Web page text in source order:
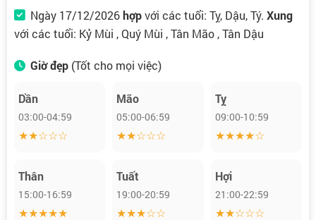
Ngày 17/12/2026hợpvới các tuổi: Tỵ, Dậu, Tý. Xung
với các tuổi: Kỷ Mùi , Quý Mùi , Tân Mão , Tân Dậu
Giờ đẹp (Tốt cho mọi việc)
Dần
03:00-04:59
★★☆☆☆
Mão
05:00-06:59
★★☆☆☆
Tỵ
09:00-10:59
★★★★☆
Thân
15:00-16:59
★★★★★
Tuất
19:00-20:59
★★★☆☆
Hợi
21:00-22:59
★★☆☆☆